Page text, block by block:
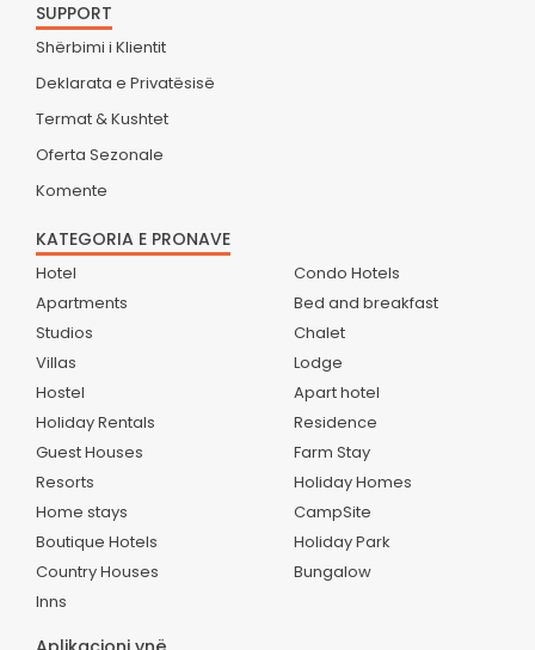
SUPPORT
Shërbimi i Klientit
Deklarata e Privatësisë
Termat & Kushtet
Oferta Sezonale
Komente
KATEGORIA E PRONAVE
Hotel
Apartments
Studios
Villas
Hostel
Holiday Rentals
Guest Houses
Resorts
Home stays
Boutique Hotels
Country Houses
Inns
Condo Hotels
Bed and breakfast
Chalet
Lodge
Apart hotel
Residence
Farm Stay
Holiday Homes
CampSite
Holiday Park
Bungalow